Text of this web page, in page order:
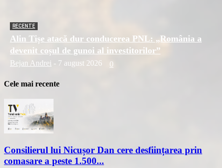
RECENTE
Alin Tișe atacă dur conducerea PNL: „România a
devenit coșul de gunoi al investitorilor”
Bejan Andrei - 7 august 2026 0
Cele mai recente
Consilierul lui Nicușor Dan cere desființarea prin
comasare a peste 1.500...